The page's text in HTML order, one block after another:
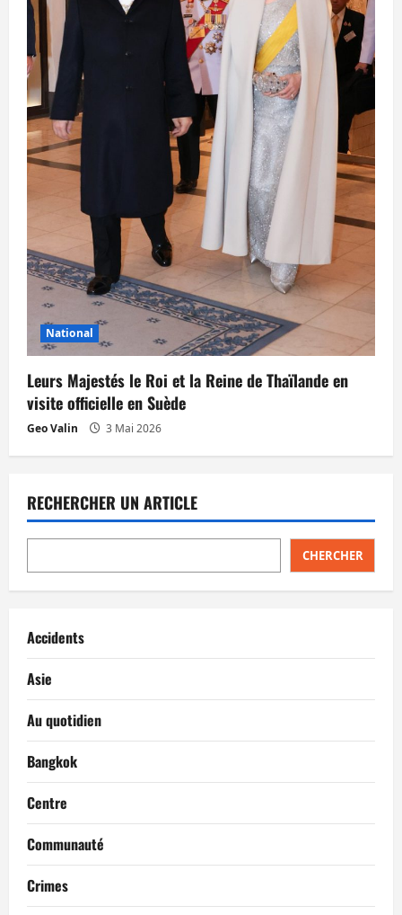
National
Leurs Majestés le Roi et la Reine de Thaïlande en
visite officielle en Suède
Geo Valin 3 Mai 2026
RECHERCHER UN ARTICLE
CHERCHER
Accidents
Asie
Au quotidien
Bangkok
Centre
Communauté
Crimes